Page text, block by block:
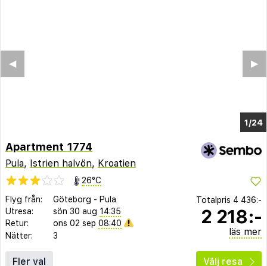
1/20
▶︎
◀︎
Apartment 1774
Pula, Istrien halvön, Kroatien
26°C
Flyg från:
Göteborg - Pula
Utresa:
sön 30 aug 14:35
Retur:
ons 02 sep 08:40
Nätter:
3
Totalpris 4 436:-
2 218:-
läs mer
Fler val Välj resa